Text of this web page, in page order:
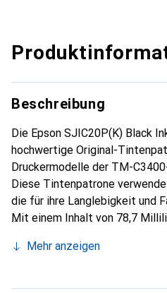
Beschreibung
Die Epson SJIC20P(K) Black
hochwertige Original-
Druckermodelle der TM-
Diese Tintenpatrone
die für ihre Langlebigkeit und
Mit einem Inhalt von 78,7
den geschäftlichen oder
Druckergebnisse und ist ideal
Mehr anzeigen